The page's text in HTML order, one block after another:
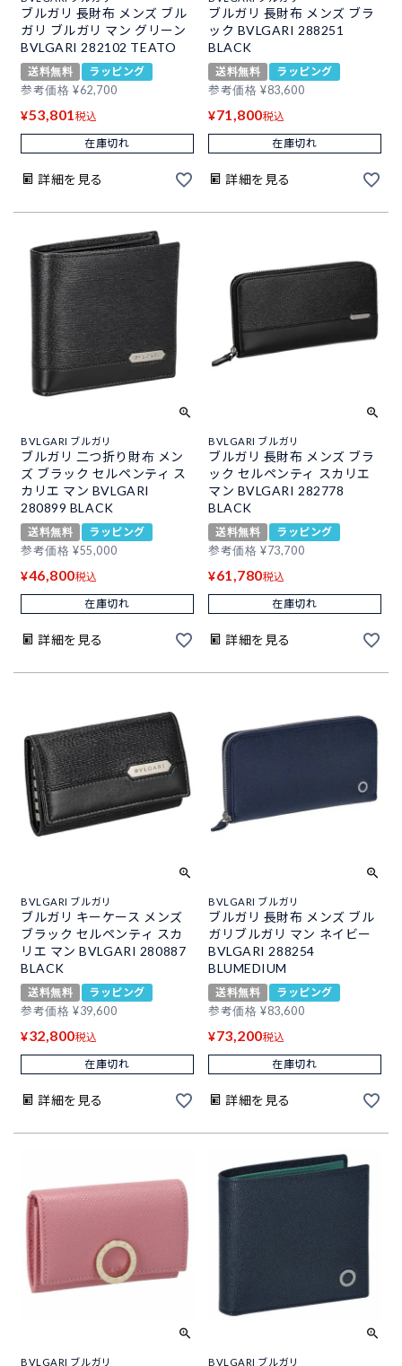
ブルガリ 長財布 メンズ ブル
ガリ ブルガリ マン グリーン
BVLGARI 282102 TEATO
送料無料
ラッピング
参考価格 ¥62,700
¥53,801税込
在庫切れ
詳細を見る
ブルガリ 長財布 メンズ ブラ
ック BVLGARI 288251
BLACK
送料無料
ラッピング
参考価格 ¥83,600
¥71,800税込
在庫切れ
詳細を見る
BVLGARI ブルガリ
ブルガリ 二つ折り財布 メン
ズ ブラック セルペンティ ス
カリエ マン BVLGARI
280899 BLACK
送料無料
ラッピング
参考価格 ¥55,000
¥46,800税込
在庫切れ
詳細を見る
BVLGARI ブルガリ
ブルガリ 長財布 メンズ ブラ
ック セルペンティ スカリエ
マン BVLGARI 282778
BLACK
送料無料
ラッピング
参考価格 ¥73,700
¥61,780税込
在庫切れ
詳細を見る
BVLGARI ブルガリ
ブルガリ キーケース メンズ
ブラック セルペンティ スカ
リエ マン BVLGARI 280887
BLACK
送料無料
ラッピング
参考価格 ¥39,600
¥32,800税込
在庫切れ
詳細を見る
BVLGARI ブルガリ
ブルガリ 長財布 メンズ ブル
ガリブルガリ マン ネイビー
BVLGARI 288254
BLUMEDIUM
送料無料
ラッピング
参考価格 ¥83,600
¥73,200税込
在庫切れ
詳細を見る
BVLGARI ブルガリ BVLGARI ブルガリ